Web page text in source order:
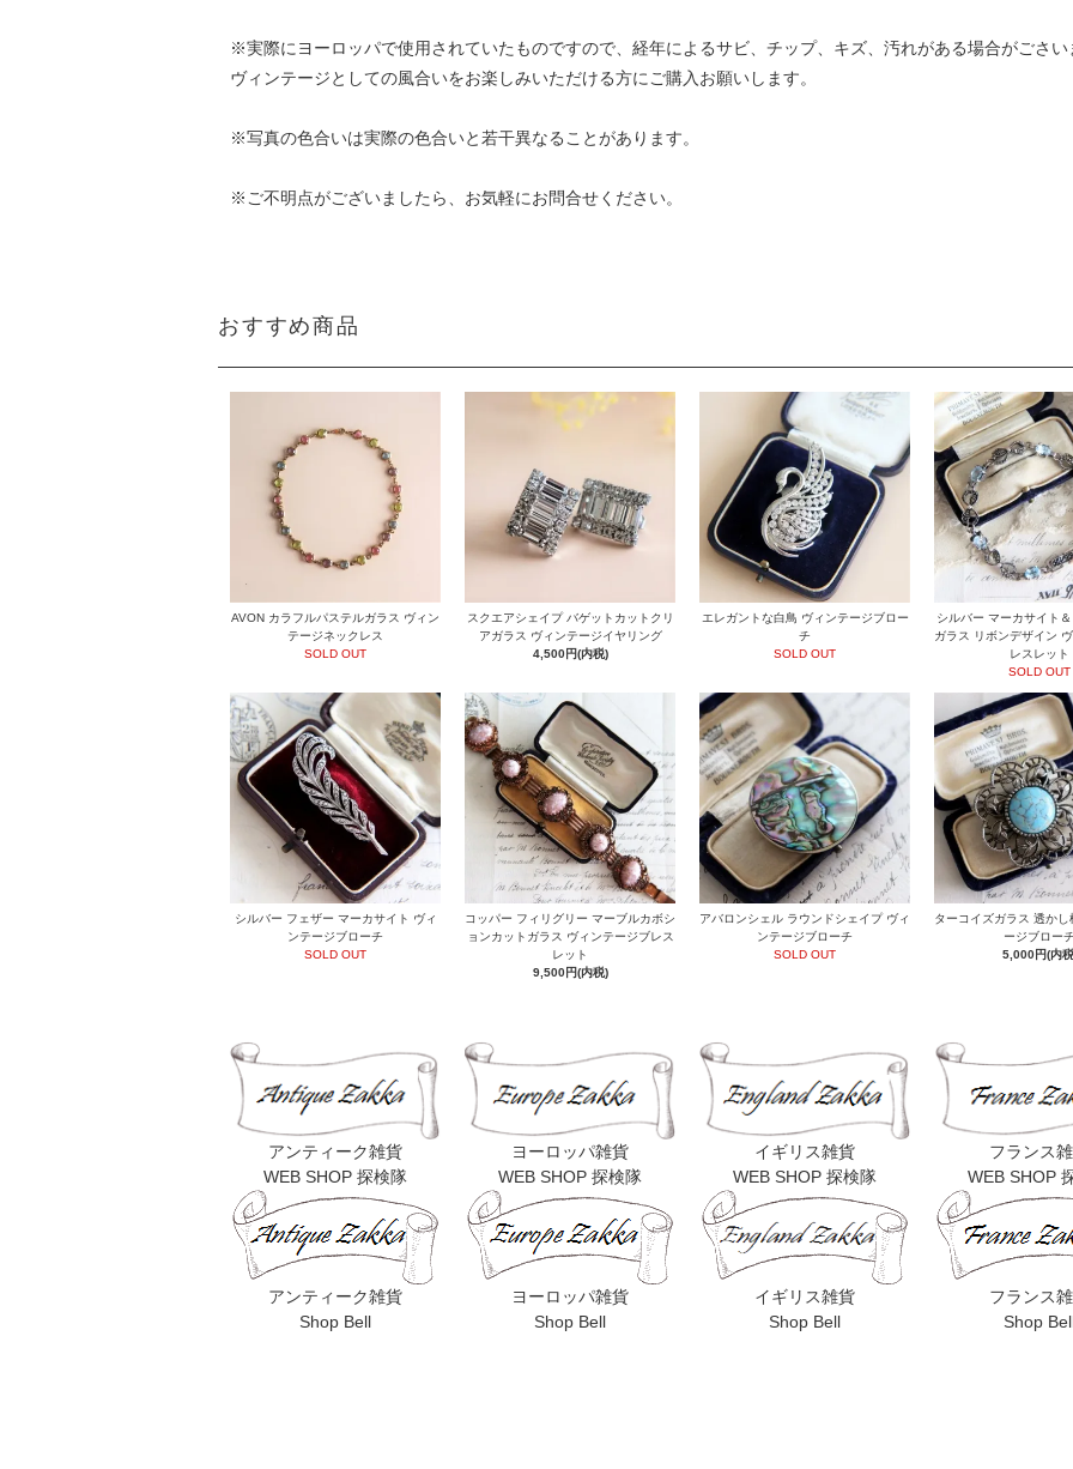
※実際にヨーロッパで使用されていたものですので、経年によるサビ、チップ、キズ、汚れがある場合がごさい
ヴィンテージとしての風合いをお楽しみいただける方にご購入お願いします。
※写真の色合いは実際の色合いと若干異なることがあります。
※ご不明点がございましたら、お気軽にお問合せください。
おすすめ商品
AVON カラフルパステルガラス ヴィン
テージネックレス
SOLD OUT
スクエアシェイプ バゲットカットクリ
アガラス ヴィンテージイヤリング
4,500円(内税)
エレガントな白鳥 ヴィンテージブロー
チ
SOLD OUT
シルバー マーカサイト
ガラス リボンデザイン
レスレット
SOLD OUT
シルバー フェザー マーカサイト ヴィ
ンテージブローチ
SOLD OUT
コッパー フィリグリー マーブルカボシ
ョンカットガラス ヴィンテージブレス
レット
9,500円(内税)
アバロンシェル ラウンドシェイプ ヴィ
ンテージブローチ
SOLD OUT
ターコイズガラス 透か
ージブロー
5,000円(内
アンティーク雑貨
WEB SHOP 探検隊
ヨーロッパ雑貨
WEB SHOP 探検隊
イギリス雑貨
WEB SHOP 探検隊
フランス
WEB SHOP
アンティーク雑貨
Shop Bell
ヨーロッパ雑貨
Shop Bell
イギリス雑貨
Shop Bell
フランス
Shop